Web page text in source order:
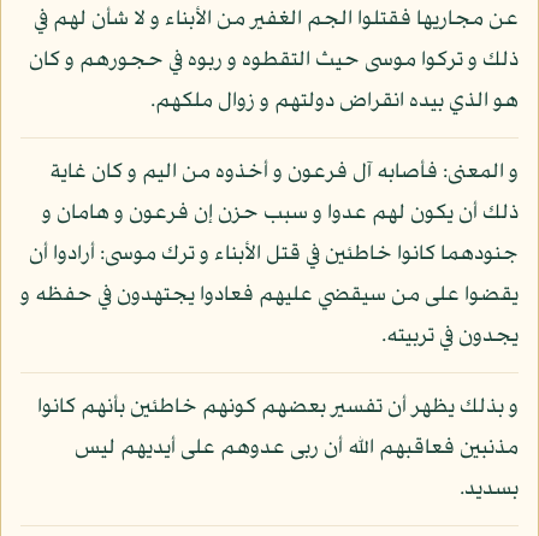
عن مجاريها فقتلوا الجم الغفير من الأبناء و لا شأن لهم في
ذلك و تركوا موسى حيث التقطوه و ربوه في حجورهم و كان
هو الذي بيده انقراض دولتهم و زوال ملكهم.
و المعنى: فأصابه آل فرعون و أخذوه من اليم و كان غاية
ذلك أن يكون لهم عدوا و سبب حزن إن فرعون و هامان و
جنودهما كانوا خاطئين في قتل الأبناء و ترك موسى: أرادوا أن
يقضوا على من سيقضي عليهم فعادوا يجتهدون في حفظه و
يجدون في تربيته.
و بذلك يظهر أن تفسير بعضهم كونهم خاطئين بأنهم كانوا
مذنبين فعاقبهم الله أن ربى عدوهم على أيديهم ليس
بسديد.